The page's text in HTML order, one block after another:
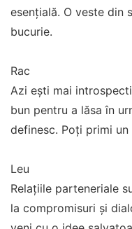
esențială. O veste din
bucurie.
Rac
Azi ești mai
bun pentru a lăsa în
definesc. Poți primi
Leu
Relațiile parteneriale
la compromisuri și